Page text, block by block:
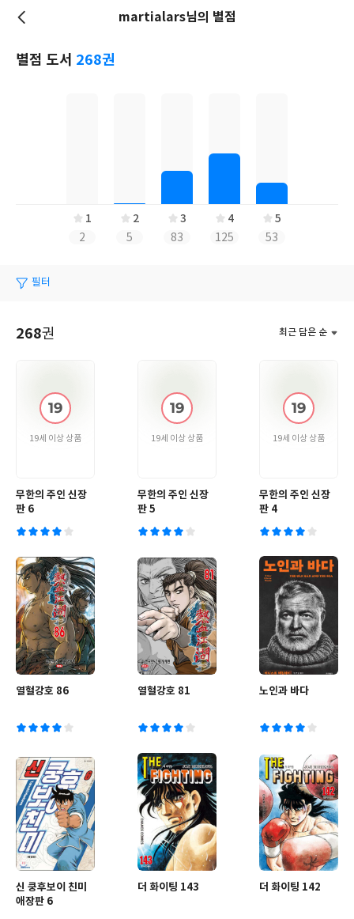
martialars님의 별점
별점 도서 268권
1
2
2
5
3
83
4
125
5
53
필터
최근 담은 순
268권
19세 이상 상품
무한의 주인 신장
판 6
19세 이상 상품
무한의 주인 신장
판 5
19세 이상 상품
무한의 주인 신장
판 4
열혈강호 86 열혈강호 81 노인과 바다
신 쿵후보이 친미
애장판 6
더 화이팅 143 더 화이팅 142